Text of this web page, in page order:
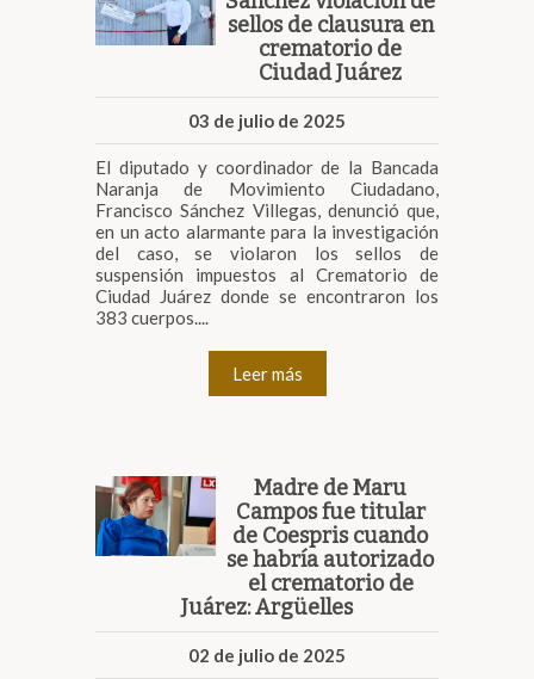
sellos de clausura en
crematorio de
Ciudad Juárez
03 de julio de 2025
El diputado y coordinador de la Bancada
Naranja de Movimiento Ciudadano,
Francisco Sánchez Villegas, denunció que,
en un acto alarmante para la investigación
del caso, se violaron los sellos de
suspensión impuestos al Crematorio de
Ciudad Juárez donde se encontraron los
383 cuerpos....
Leer más
Madre de Maru
Campos fue titular
de Coespris cuando
se habría autorizado
el crematorio de
Juárez: Argüelles
02 de julio de 2025